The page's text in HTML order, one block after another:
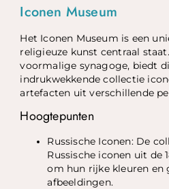
Iconen Museum
Het Iconen Museum is een
religieuze kunst centraal
voormalige synagoge, biedt
indrukwekkende collectie
artefacten uit verschillende
Hoogtepunten
Russische Iconen: De
Russische iconen uit de
om hun rijke kleuren en
afbeeldingen.